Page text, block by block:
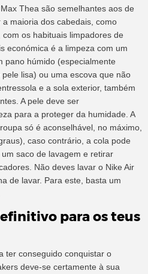
Thea são semelhantes aos de
maioria dos cabedais, como
os habituais limpadores de
económica é a limpeza com um
pano húmido (especialmente
lisa) ou uma escova que não
e a sola exterior, também
A pele deve ser
para a proteger da humidade. A
só é aconselhável, no máximo,
caso contrário, a cola pode
saco de lavagem e retirar
Não deves lavar o Nike Air
de lavar. Para este, basta um
para os teus
ter conseguido conquistar o
deve-se certamente à sua